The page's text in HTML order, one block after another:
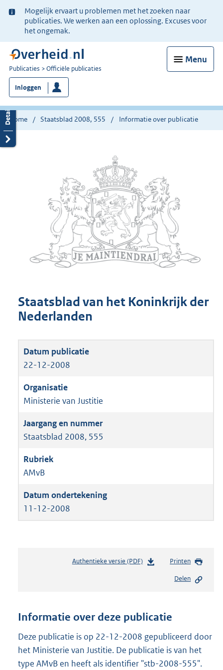
Ter
informatie:
Mogelijk ervaart u problemen met het zoeken naar
publicaties. We werken aan een oplossing. Excuses voor
het ongemak.
Menu
U
bent
nu
hier:
Publicaties Officiële publicaties
Inloggen
Home Staatsblad 2008, 555 Informatie over publicatie
Staatsblad van het Koninkrijk der
Nederlanden
22-12-2008
Ministerie van Justitie
Staatsblad 2008, 555
AMvB
11-12-2008
Authentieke versie (PDF)b
n
s
g
r
o
Printen
Delen
Informatie over deze publicatie
Deze publicatie is op 22-12-2008 gepubliceerd door
het Ministerie van Justitie. De publicatie is van het
type AMvB en heeft als identifier "stb-2008-555".